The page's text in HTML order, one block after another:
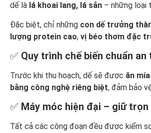
dế là lá khoai lang, lá sắn – những loại
Đặc biệt, chỉ những con dế trưởng
lượng protein cao, vị béo thơm đặc
✅ Quy trình chế biến chuẩn
Trước khi thu hoạch, dế sẽ được ăn
bằng công nghệ riêng biệt, đảm bảo
✅ Máy móc hiện đại – giữ trọn
Tất cả các công đoạn đều được kiểm